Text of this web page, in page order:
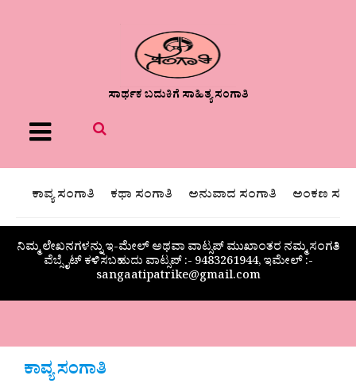
ಸಾರ್ಥಕ ಬದುಕಿಗೆ ಸಾಹಿತ್ಯ ಸಂಗಾತಿ
Menu
ಕಾವ್ಯ ಸಂಗಾತಿ ಕಥಾ ಸಂಗಾತಿ ಅನುವಾದ ಸಂಗಾತಿ ಅಂಕಣ
ನಿಮ್ಮ ಲೇಖನಗಳನ್ನು ಇ-ಮೇಲ್ ಅಥವಾ ವಾಟ್ಸಪ್ ಮುಖಾಂತರ ನಮ್ಮ ಸಂಗತಿ
ವೆಬ್ಸೈಟ್ ಕಳಿಸಬಹುದು ವಾಟ್ಸಪ್‌ :- 9483261944, ಇಮೇಲ್ :-
sangaatipatrike@gmail.com
ಕಾವ್ಯ ಸಂಗಾತಿ